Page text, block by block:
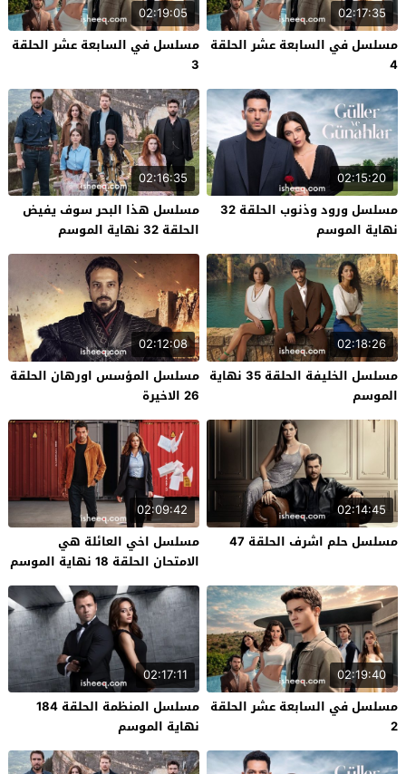
02:17:35
مسلسل في السابعة عشر الحلقة
4
02:19:05
مسلسل في السابعة عشر الحلقة
3
02:15:20
مسلسل ورود وذنوب الحلقة 32
نهاية الموسم
02:16:35
مسلسل هذا البحر سوف يفيض
الحلقة 32 نهاية الموسم
02:18:26
مسلسل الخليفة الحلقة 35 نهاية
الموسم
02:12:08
مسلسل المؤسس اورهان الحلقة
26 الاخيرة
02:14:45
مسلسل حلم اشرف الحلقة 47
02:09:42
مسلسل اخي العائلة هي
الامتحان الحلقة 18 نهاية الموسم
02:19:40
مسلسل في السابعة عشر الحلقة
2
02:17:11
مسلسل المنظمة الحلقة 184
نهاية الموسم